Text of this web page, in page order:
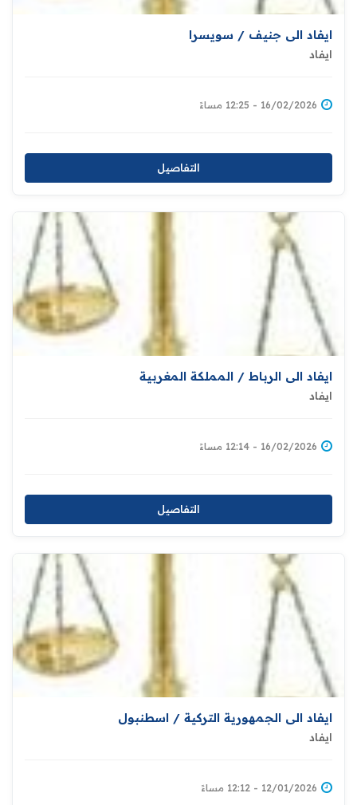
ايفاد الى جنيف / سويسرا
ايفاد
16/02/2026 - 12:25 مساءً
التفاصيل
ايفاد الى الرباط / المملكة المغربية
ايفاد
16/02/2026 - 12:14 مساءً
التفاصيل
ايفاد الى الجمهورية التركية / اسطنبول
ايفاد
12/01/2026 - 12:12 مساءً